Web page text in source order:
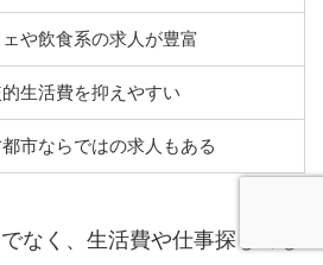
や飲食系の求人が豊富
生活費を抑えやすい
市ならではの求人もある
なく、生活費や仕事探しのし